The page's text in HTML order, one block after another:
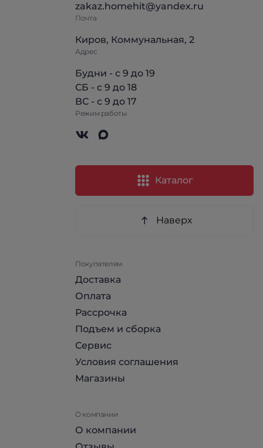
zakaz.homehit@yandex.ru
Почта
Киров, Коммунальная, 2
Адрес
Будни - с 9 до 19
СБ - с 9 до 18
ВС - с 9 до 17
Режим работы
Каталог
Наверх
Покупателям
Доставка
Оплата
Рассрочка
Подъем и сборка
Сервис
Условия соглашения
Магазины
О компании
О компании